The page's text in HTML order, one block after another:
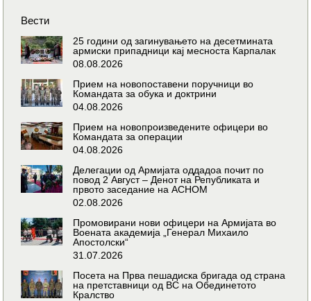
Вести
25 години од загинувањето на десетмината
армиски припадници кај месноста Карпалак
08.08.2026
Прием на новопоставени поручници во
Командата за обука и доктрини
04.08.2026
Прием на новопроизведените офицери во
Командата за операции
04.08.2026
Делегации од Армијата оддадоа почит по
повод 2 Август – Денот на Републиката и
првото заседание на АСНОМ
02.08.2026
Промовирани нови офицери на Армијата во
Воената академија „Генерал Михаило
Апостолски“
31.07.2026
Посета на Прва пешадиска бригада од страна
на претставници од ВС на Обединетото
Кралство